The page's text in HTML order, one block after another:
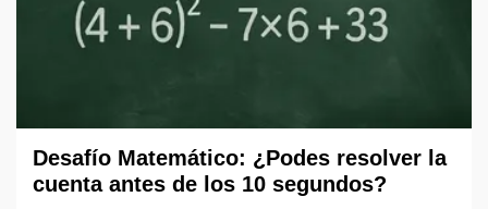
Desafío Matemático: ¿Podes resolver la
cuenta antes de los 10 segundos?